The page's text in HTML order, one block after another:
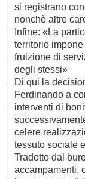
si registrano
nonchè altre
Infine: «La
territorio
fruizione di
degli stessi»
Di qui la
Ferdinando a
interventi di
celere
tessuto sociale
Tradotto dal
accampamenti,